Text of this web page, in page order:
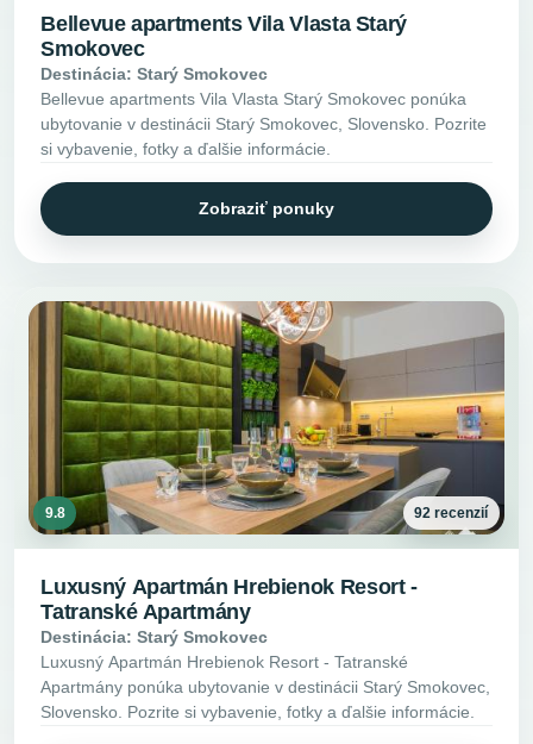
Bellevue apartments Vila Vlasta Starý
Smokovec
Destinácia: Starý Smokovec
Bellevue apartments Vila Vlasta Starý Smokovec ponúka
ubytovanie v destinácii Starý Smokovec, Slovensko. Pozrite
si vybavenie, fotky a ďalšie informácie.
Zobraziť ponuky
9.8 92 recenzií
Luxusný Apartmán Hrebienok Resort -
Tatranské Apartmány
Destinácia: Starý Smokovec
Luxusný Apartmán Hrebienok Resort - Tatranské
Apartmány ponúka ubytovanie v destinácii Starý Smokovec,
Slovensko. Pozrite si vybavenie, fotky a ďalšie informácie.